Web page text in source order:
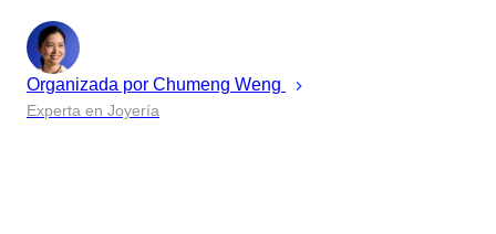
Organizada por Chumeng Weng
Experta en Joyería